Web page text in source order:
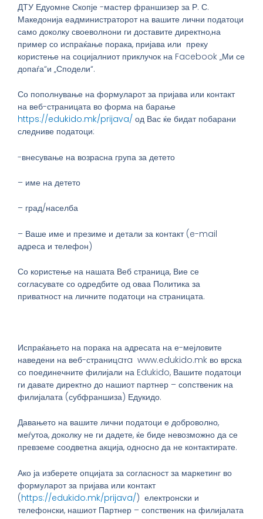
ДТУ Едуомне Скопје -мастер франшизер за Р. С.
Македонија еадминистраторот на вашите лични податоци
само доколку своеволнони ги доставите директно,на
пример со испраќање порака, пријава или преку
користење на социјалниот приклучок на Facebook „Ми се
допаѓа“и „Сподели“.
Со пополнување на формуларот за пријава или контакт
на веб-страницата во форма на барање
https://edukido.mk/prijava/ од Вас ќе бидат побарани
следниве податоци:
-внесување на возрасна група за детето
– име на детето
– град/населба
– Ваше име и презиме и детали за контакт (e-mail
адреса и телефон)
Со користење на нашата Веб страница, Вие се
согласувате со одредбите од оваа Политика за
приватност на личните податоци на страницата.
Испраќањето на порака на адресата на е-мејловите
наведени на веб-страницaтa www.edukido.mk во врска
со поединечните филијали на Edukido, Вашите податоци
ги давате директно до нашиот партнер – сопственик на
филијалата (субфраншиза) Едукидо.
Давањето на вашите лични податоци е доброволно,
меѓутоа, доколку не ги дадете, ќе биде невозможно да се
превземе соодветна акција, односно да не контактирате.
Ако ја изберете опцијата за согласност за маркетинг во
формуларот за пријава или контакт
(https://edukido.mk/prijava/) електронски и
телефонски, нашиот Партнер – сопственик на филијалата